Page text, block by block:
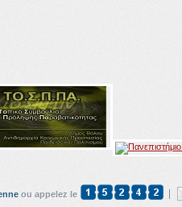
ou appelez le